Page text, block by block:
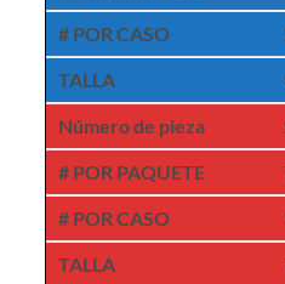
# POR CASO
TALLA
Número de pieza
# POR PAQUETE
# POR CASO
TALLA